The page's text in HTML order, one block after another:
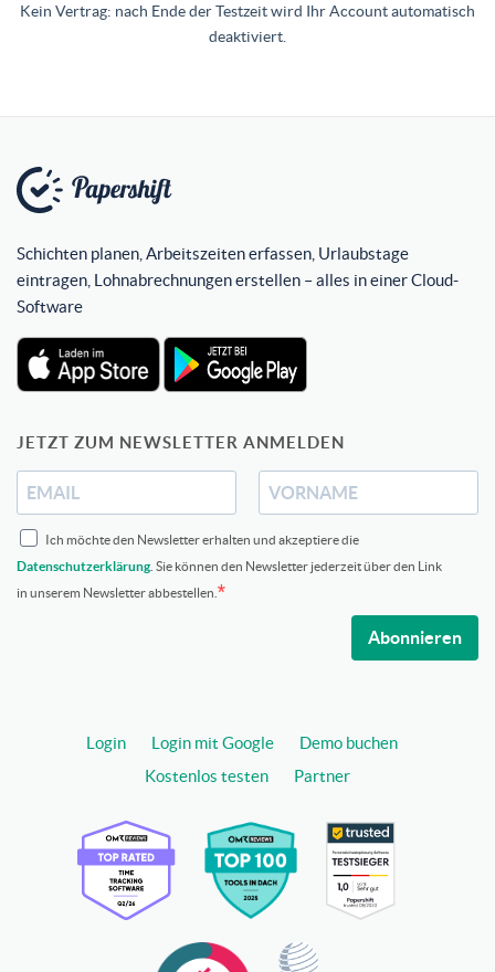
Kein Vertrag: nach Ende der Testzeit wird Ihr Account automatisch
deaktiviert.
Schichten planen, Arbeitszeiten erfassen, Urlaubstage
eintragen, Lohnabrechnungen erstellen – alles in einer Cloud-
Software
JETZT ZUM NEWSLETTER ANMELDEN
Ich möchte den Newsletter erhalten und akzeptiere die
Datenschutzerklärung . Sie können den Newsletter jederzeit über den Link
in unserem Newsletter abbestellen.
Abonnieren
Login Login mit Google
Demo buchen
Kostenlos testen
Partner